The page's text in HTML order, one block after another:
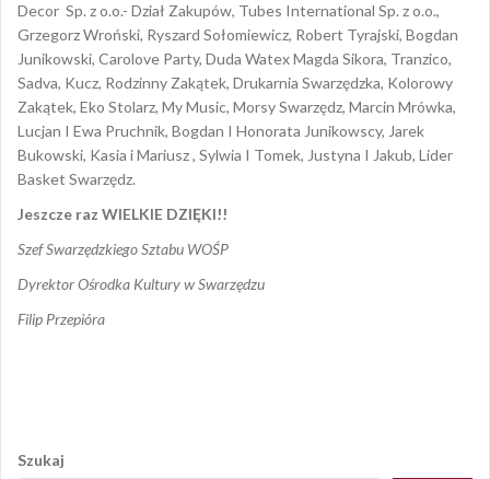
Decor Sp. z o.o.- Dział Zakupów, Tubes International Sp. z o.o.,
Grzegorz Wroński, Ryszard Sołomiewicz, Robert Tyrajski, Bogdan
Junikowski, Carolove Party, Duda Watex Magda Sikora, Tranzico,
Sadva, Kucz, Rodzinny Zakątek, Drukarnia Swarzędzka, Kolorowy
Zakątek, Eko Stolarz, My Music, Morsy Swarzędz, Marcin Mrówka,
Lucjan I Ewa Pruchnik, Bogdan I Honorata Junikowscy, Jarek
Bukowski, Kasia i Mariusz , Sylwia I Tomek, Justyna I Jakub, Lider
Basket Swarzędz.
Jeszcze raz WIELKIE DZIĘKI!!
Szef Swarzędzkiego Sztabu WOŚP
Dyrektor Ośrodka Kultury w Swarzędzu
Filip Przepióra
wpisu
Szukaj